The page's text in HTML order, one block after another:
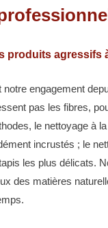
produits agressifs
engagement
pas les fibres,
le nettoyage à
incrustés ; le
les plus délicats.
des matières